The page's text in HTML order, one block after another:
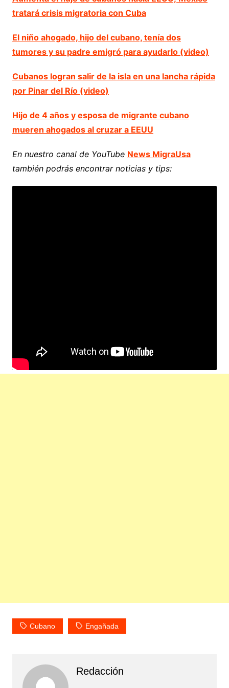
tratará crisis migratoria con Cuba
El niño ahogado, hijo del cubano, tenía dos
tumores y su padre emigró para ayudarlo (video)
Cubanos logran salir de la isla en una lancha rápida
por Pinar del Río (video)
Hijo de 4 años y esposa de migrante cubano
mueren ahogados al cruzar a EEUU
En nuestro canal de YouTube News MigraUsa
también podrás encontrar noticias y tips:
Cubano Engañada
Redacción